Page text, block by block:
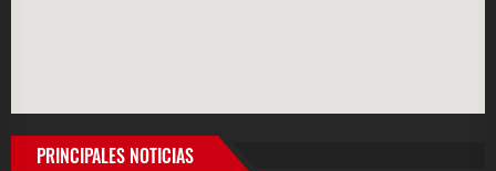
PRINCIPALES NOTICIAS